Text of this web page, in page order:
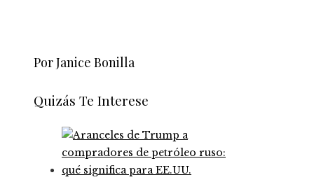
Por Janice Bonilla
Quizás Te Interese